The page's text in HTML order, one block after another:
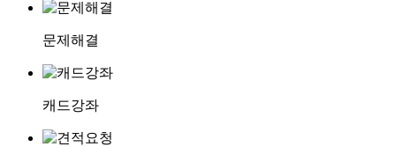
문제해결
캐드강좌